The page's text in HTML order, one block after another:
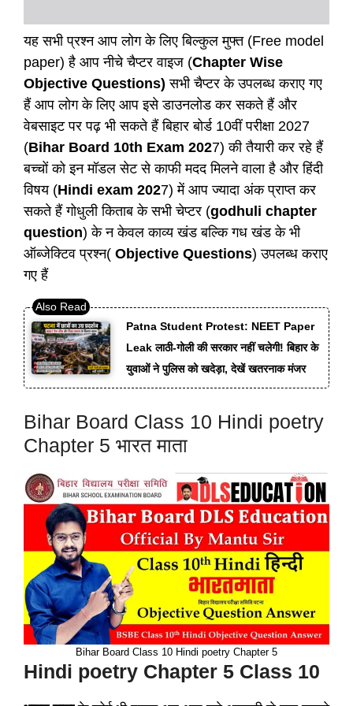
यह सभी प्रश्न आप लोग के लिए बिल्कुल मुफ्त (Free model
paper) है आप नीचे चैप्टर वाइज (Chapter Wise
Objective Questions) सभी चैप्टर के उपलब्ध कराए गए
हैं आप लोग के लिए आप इसे डाउनलोड कर सकते हैं और
वेबसाइट पर पढ़ भी सकते हैं बिहार बोर्ड 10वीं परीक्षा 2027
(Bihar Board 10th Exam 2027) की तैयारी कर रहे हैं
बच्चों को इन मॉडल सेट से काफी मदद मिलने वाला है और हिंदी
विषय (Hindi exam 2027) में आप ज्यादा अंक प्राप्त कर
सकते हैं गोधुली किताब के सभी चेप्टर (godhuli chapter
question) के न केवल काव्य खंड बल्कि गध खंड के भी
ऑब्जेक्टिव प्रश्न( Objective Questions) उपलब्ध कराए
गए हैं
Patna Student Protest: NEET Paper
Leak लाठी-गोली की सरकार नहीं चलेगी! बिहार के
युवाओं ने पुलिस को खदेड़ा, देखें खतरनाक मंजर
Bihar Board Class 10 Hindi poetry
Chapter 5 भारत माता
Bihar Board Class 10 Hindi poetry Chapter 5
Hindi poetry Chapter 5 Class 10